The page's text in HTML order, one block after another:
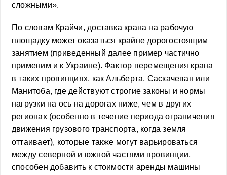
сложными».
По словам Крайчи, доставка крана на рабочую
площадку может оказаться крайне дорогостоящим
занятием (приведенный далее пример частично
применим и к Украине). Фактор перемещения крана
в таких провинциях, как Альберта, Саскачеван или
Манитоба, где действуют строгие законы и нормы
нагрузки на ось на дорогах ниже, чем в других
регионах (особенно в течение периода ограничения
движения грузового транспорта, когда земля
оттаивает), которые также могут варьироваться
между северной и южной частями провинции,
способен добавить к стоимости аренды машины